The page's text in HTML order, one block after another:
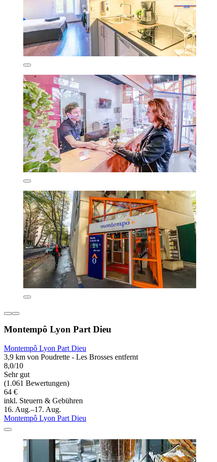
Montempô Lyon Part Dieu
Montempô Lyon Part Dieu
3,9 km von Poudrette - Les Brosses entfernt
8,0/10
Sehr gut
(1.061 Bewertungen)
64 €
inkl. Steuern & Gebühren
16. Aug.–17. Aug.
Montempô Lyon Part Dieu